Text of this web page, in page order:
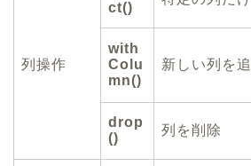
列操作
ct()
with
Colu
mn()
新しい列を
drop
()
列を削除